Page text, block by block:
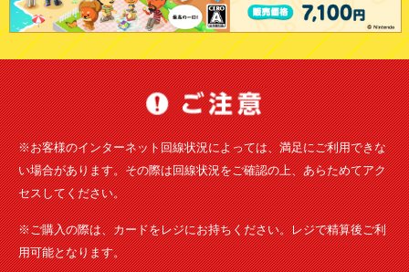
※お客様のインターネット回線状況によっては、満足にご利用できな
い場合があります。その際は回線状況をご確認の上、あらためてアク
セスしてください。
※ご購入の際は、カードをレジにお持ちください。レジで精算後ご利
用可能となります。